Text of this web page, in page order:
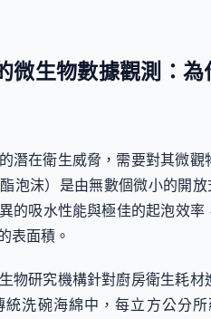
微生物數據觀測：
的潛在衛生威脅，需要對其微
泡沫）是由無數個微小的開
的吸水性能與極佳的起泡效
表面積。
物研究機構針對廚房衛生耗
統洗碗海綿中，每立方公分所